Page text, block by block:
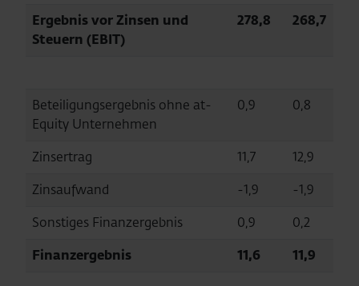
Ergebnis vor Zinsen und
Steuern (EBIT)
278,8 268,7
Beteiligungsergebnis ohne at-
Equity Unternehmen
0,9 0,8
Zinsertrag 11,7
12,9
Zinsaufwand
-1,9
-1,9
Sonstiges Finanzergebnis
0,9
0,2
Finanzergebnis
11,6 11,9